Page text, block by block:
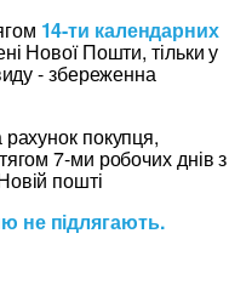
14-ти календарних
Нової Пошти, тільки у
- збереженна
покупця,
7-ми робочих днів з
пошті
не підлягають.